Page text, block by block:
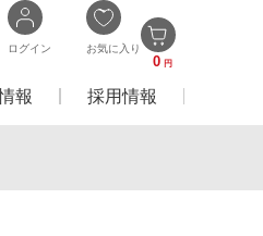
ログイン お気に入り
0 円
報 採用情報